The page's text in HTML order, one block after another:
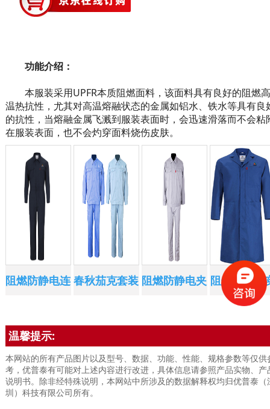
功能介绍：
本服装采用UPFR本质阻燃面料，该面料具有良好的阻燃高
温热抗性，尤其对高温熔融状态的金属如铝水、铁水等具有良
的抗性，当熔融金属飞溅到服装表面时，会迅速滑落而不会粘
在服装表面，也不会灼穿面料烧伤皮肤。
阻燃防静电连 春秋茄克套装 阻燃防静电夹 阻燃防静电
验袍
温馨提示:
本网站的所有产品图片以及型号、数据、功能、性能、规格参数等仅供
考，优普泰有可能对上述内容进行改进，具体信息请参照产品实物、产
说明书。除非经特殊说明，本网站中所涉及的数据解释权均归优普泰（
圳）科技有限公司所有。